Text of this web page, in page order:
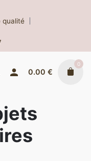
qualité
0.00 €
0